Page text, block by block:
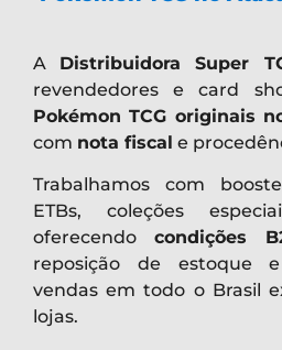
A Distribuidora Super
revendedores e card
Pokémon TCG originais
com nota fiscal e
Trabalhamos com
ETBs, coleções
oferecendo condições
reposição de estoque
vendas em todo o Brasil
lojas.